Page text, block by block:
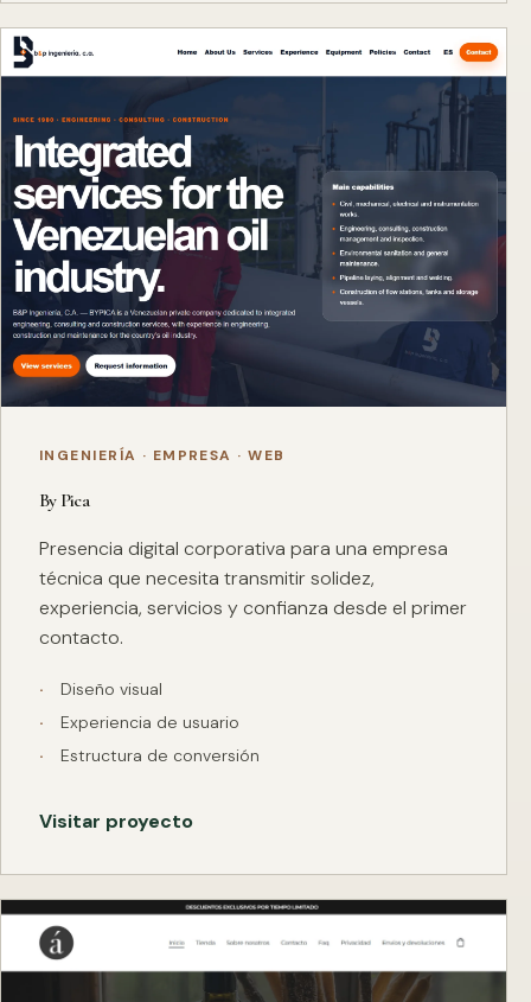
INGENIERÍA · EMPRESA · WEB
By Pica
Presencia digital corporativa para una empresa
técnica que necesita transmitir solidez,
experiencia, servicios y confianza desde el primer
contacto.
Diseño visual
Experiencia de usuario
Estructura de conversión
Visitar proyecto